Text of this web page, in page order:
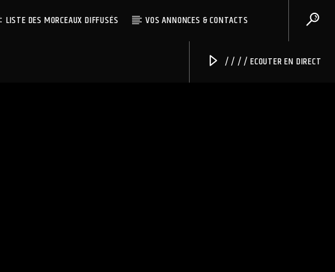
LISTE DES MORCEAUX DIFFUSÉS VOS ANNONCES & CONTACTS
/ / / / ECOUTER EN DIRECT